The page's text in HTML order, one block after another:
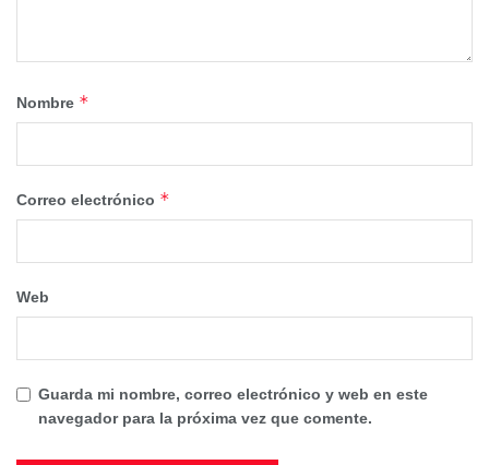
Nombre *
Correo electrónico *
Web
Guarda mi nombre, correo electrónico y web en este
navegador para la próxima vez que comente.